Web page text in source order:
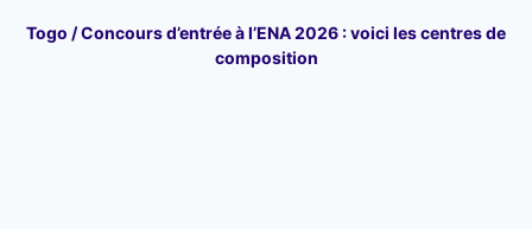
Togo / Concours d’entrée à l’ENA 2026 : voici les centres de
composition